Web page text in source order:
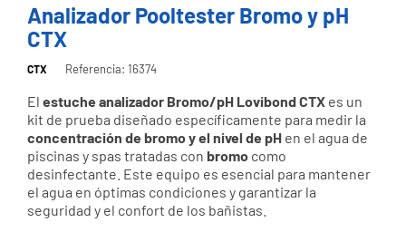
Analizador Pooltester Bromo y pH
CTX
CTX Referencia: 16374
El estuche analizador Bromo/pH Lovibond CTX es un
kit de prueba diseñado específicamente para medir la
concentración de bromo y el nivel de pH en el agua de
piscinas y spas tratadas con bromo como
desinfectante. Este equipo es esencial para mantener
el agua en óptimas condiciones y garantizar la
seguridad y el confort de los bañistas.